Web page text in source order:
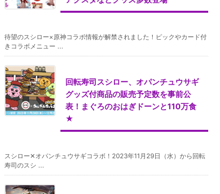
待望のスシロー×原神コラボ情報が解禁されました！ピックやカード付
きコラボメニュー ...
回転寿司スシロー、オパンチュウサギ
グッズ付商品の販売予定数を事前公
表！まぐろのおはぎドーンと110万食
★
スシロー✕オパンチュウサギコラボ！2023年11月29日（水）から回転
寿司のスシ ...